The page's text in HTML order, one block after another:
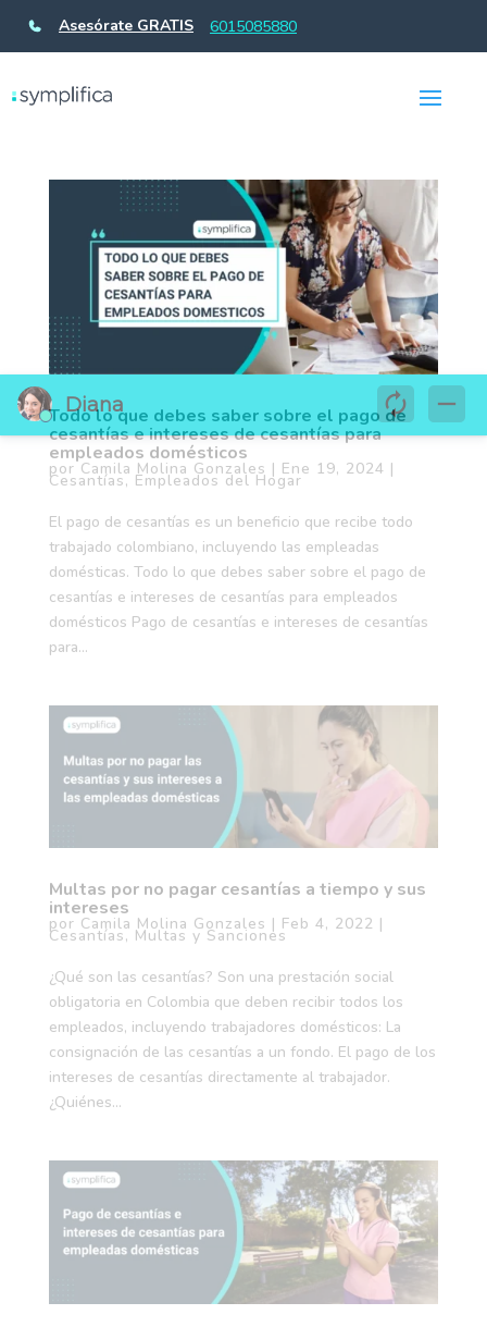
Todo lo que debes saber sobre el pago de
cesantías e intereses de cesantías para
empleados domésticos
por Camila Molina Gonzales | Ene 19, 2024 |
Cesantías, Empleados del Hogar
El pago de cesantías es un beneficio que recibe todo
trabajado colombiano, incluyendo las empleadas
domésticas. Todo lo que debes saber sobre el pago de
cesantías e intereses de cesantías para empleados
domésticos Pago de cesantías e intereses de cesantías
para...
Multas por no pagar cesantías a tiempo y sus
intereses
por Camila Molina Gonzales | Feb 4, 2022 |
Cesantías, Multas y Sanciones
¿Qué son las cesantías? Son una prestación social
obligatoria en Colombia que deben recibir todos los
empleados, incluyendo trabajadores domésticos: La
consignación de las cesantías a un fondo. El pago de los
intereses de cesantías directamente al trabajador.
¿Quiénes...
Asesórate GRATIS 6015085880